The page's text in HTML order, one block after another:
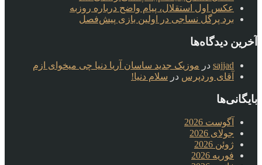
عکس اول استقلال، پیام واضح درباره روزبه
برد پرگل نساجی در اولین بازی پیش‌فصل
آخرین دیدگاه‌ها
sajjad در موزیک جدید ساسان آریا دنیا چی میخوای ازم
آقای وردپرس در سلام دنیا!
بایگانی‌ها
آگوست 2026
جولای 2026
ژوئن 2026
فوریه 2026